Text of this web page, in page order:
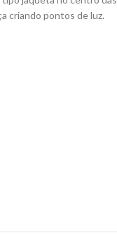
criando pontos de luz.